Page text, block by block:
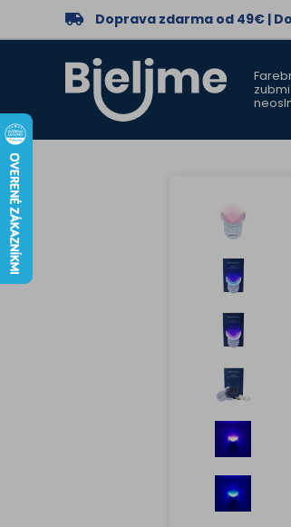
Doprava zdarma od 49€ |
zubmi